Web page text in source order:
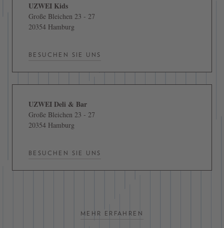
UZWEI Kids
Große Bleichen 23 - 27
20354 Hamburg
BESUCHEN SIE UNS
UZWEI Deli & Bar
Große Bleichen 23 - 27
20354 Hamburg
BESUCHEN SIE UNS
MEHR ERFAHREN